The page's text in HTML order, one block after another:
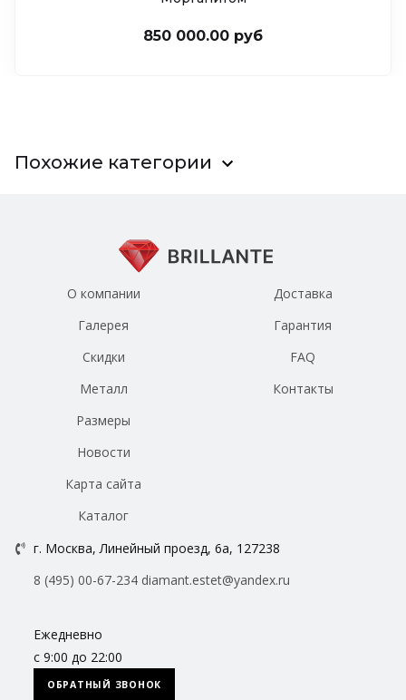
850 000.00 руб
Похожие категории
О компании
Галерея
Скидки
Металл
Размеры
Новости
Доставка
Гарантия
FAQ
Контакты
Карта сайта
Каталог
г. Москва, Линейный проезд, 6а, 127238
8 (495) 00-67-234 diamant.estet@yandex.ru
Ежедневно
с 9:00 до 22:00
ОБРАТНЫЙ ЗВОНОК